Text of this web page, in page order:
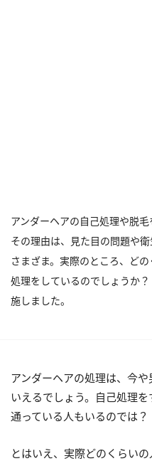
アンダーヘアの自己処理や脱毛
その理由は、見た目の問題や
さまざま。実際のところ、ど
処理をしているのでしょうか
施しました。
アンダーヘアの処理は、今
いえるでしょう。自己処理
通っている人もいるのでは？
とはいえ、実際どのくらい